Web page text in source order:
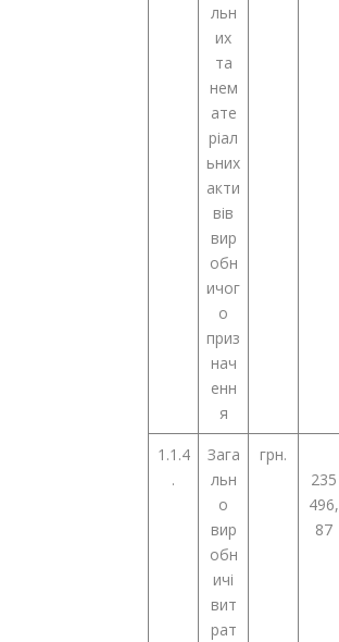
льн
их
та
нем
ате
ріал
ьних
акти
вів
вир
обн
ичог
о
приз
нач
енн
я
1.1.4
.
Зага
льн
о
вир
обн
ичі
вит
рат
грн.
235
496,
87